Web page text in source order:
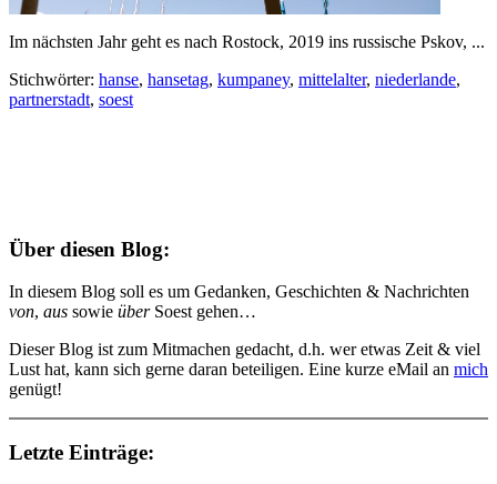
Im nächsten Jahr geht es nach Rostock, 2019 ins russische Pskov, ...
Stichwörter: hanse, hansetag, kumpaney, mittelalter, niederlande,
partnerstadt, soest
Über diesen Blog:
In diesem Blog soll es um Gedanken, Geschichten & Nachrichten
von, aus sowie überSoest gehen…
Dieser Blog ist zum Mitmachen gedacht, d.h. wer etwas Zeit & viel
Lust hat, kann sich gerne daran beteiligen. Eine kurze eMail an mich
genügt!
Letzte Einträge: